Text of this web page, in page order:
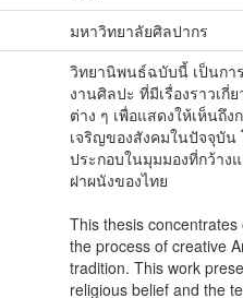
มหาวิทยาลัยศิลปากร
วิทยานิพนธ์ฉบับนี้ เป็นกา
งานศิลปะ ที่มีเรื่องราวเ
ต่าง ๆ เพื่อแสดงให้เห็นถึ
เจริญของสังคมในปัจจุบัน
ประกอบในมุมมองที่กว้าง
ฝาผนังของไทย
This thesis
the process of creative
tradition. This work
religious belief and the